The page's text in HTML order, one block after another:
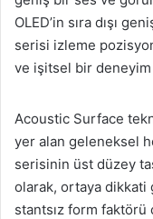
OLED’in sıra dışı
serisi izleme
ve işitsel bir deneyim
Acoustic Surface
yer alan geleneksel
serisinin üst düzey
olarak, ortaya dikkati
stantsız form faktörü